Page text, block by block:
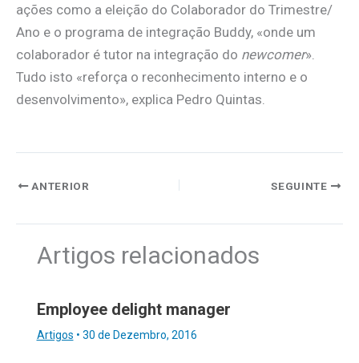
ações como a eleição do Colaborador do Trimestre/
Ano e o programa de integração Buddy, «onde um
colaborador é tutor na integração do newcomer».
Tudo isto «reforça o reconhecimento interno e o
desenvolvimento», explica Pedro Quintas.
ANTERIOR SEGUINTE
Artigos relacionados
Employee delight manager
Artigos • 30 de Dezembro, 2016